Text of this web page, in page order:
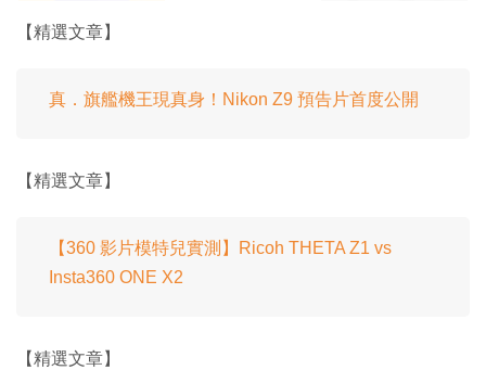
【精選文章】
真．旗艦機王現真身！Nikon Z9 預告片首度公開
【精選文章】
【360 影片模特兒實測】Ricoh THETA Z1 vs
Insta360 ONE X2
【精選文章】